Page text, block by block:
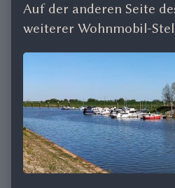
Auf der anderen Seite
weiterer Wohnmobil-